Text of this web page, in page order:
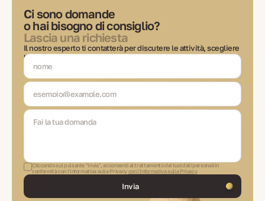
Ci sono domande
o hai bisogno di consiglio?
Lascia una richiesta
Il nostro esperto ti contatterà per discutere le attività, scegliere
le soluzioni e rimanere in contatto ad ogni fase della
transazione.
Cliccando sul pulsante "Invia", acconsenti al trattamento dei tuoi dati personali in
conformità con l'Informativa sulla Privacycon l'Informativa sulla Privacy
Invia